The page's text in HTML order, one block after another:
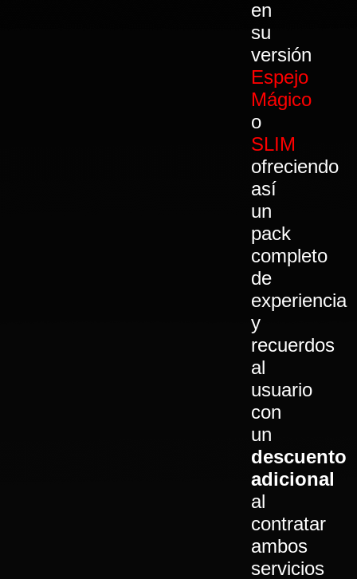
en
su
versión
Espejo
Mágico
o
SLIM
ofreciendo
así
un
pack
completo
de
experiencia
y
recuerdos
al
usuario
con
un
descuento
adicional
al
contratar
ambos
servicios